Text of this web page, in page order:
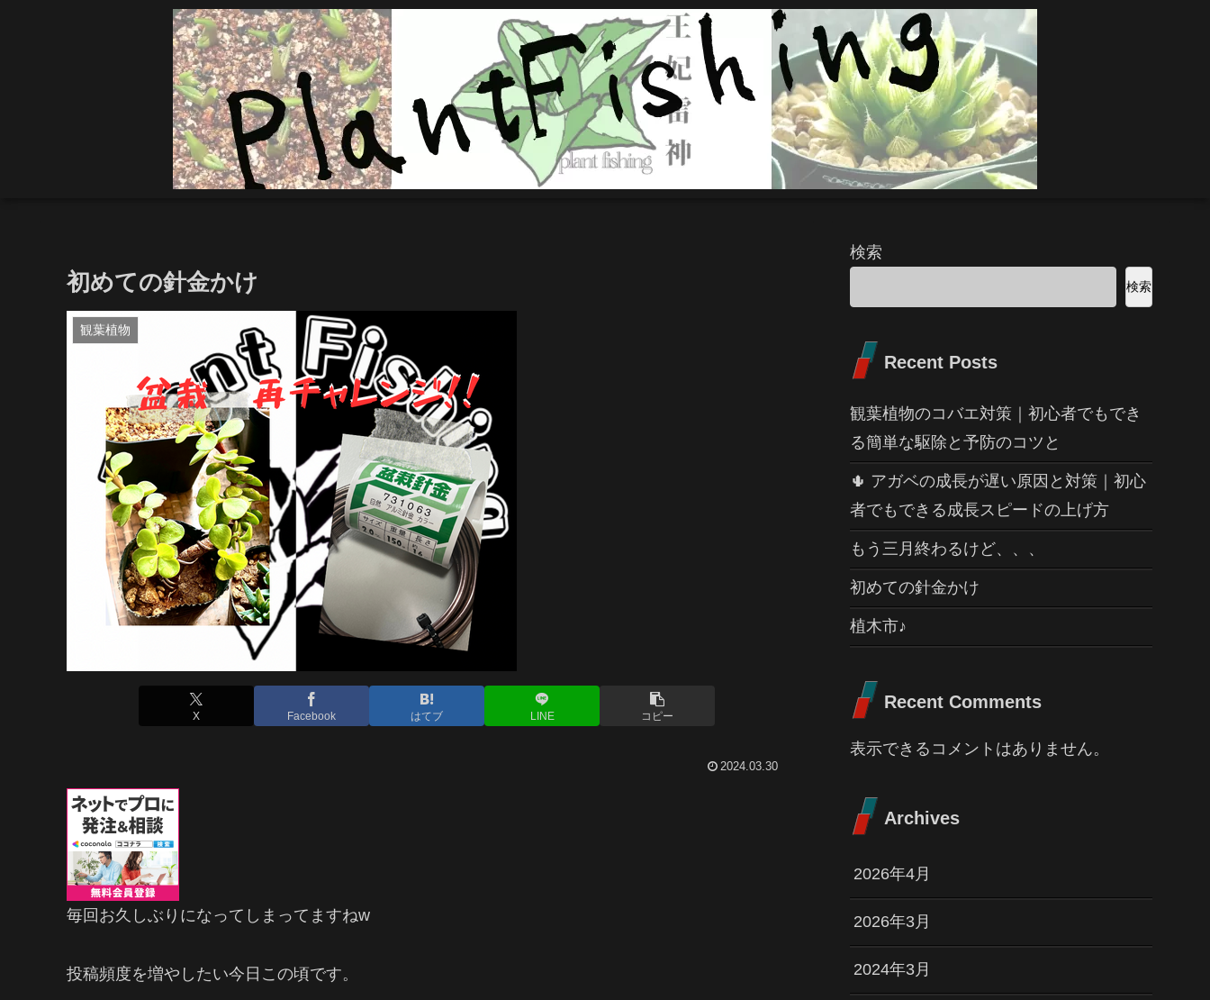
初めての針金かけ
観葉植物
X Facebook はてブ LINE コピー
2024.03.30
毎回お久しぶりになってしまってますねw
投稿頻度を増やしたい今日この頃です。
検索
検索
Recent Posts
観葉植物のコバエ対策｜初心者でもでき
る簡単な駆除と予防のコツと
🌵 アガベの成長が遅い原因と対策｜初心
者でもできる成長スピードの上げ方
もう三月終わるけど、、、
初めての針金かけ
植木市♪
Recent Comments
表示できるコメントはありません。
Archives
2026年4月
2026年3月
2024年3月